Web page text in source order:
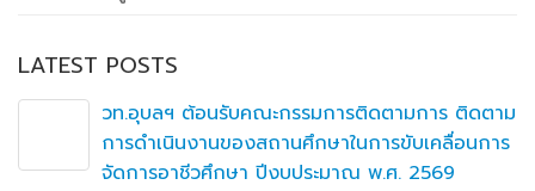
ระบบเครือข่ายและความมั่นคงปลอดภัยไซเบอร์
สำหรับผู้ดูแลระบบ (NetWork Management and
Cybersecurity for System Administrator)